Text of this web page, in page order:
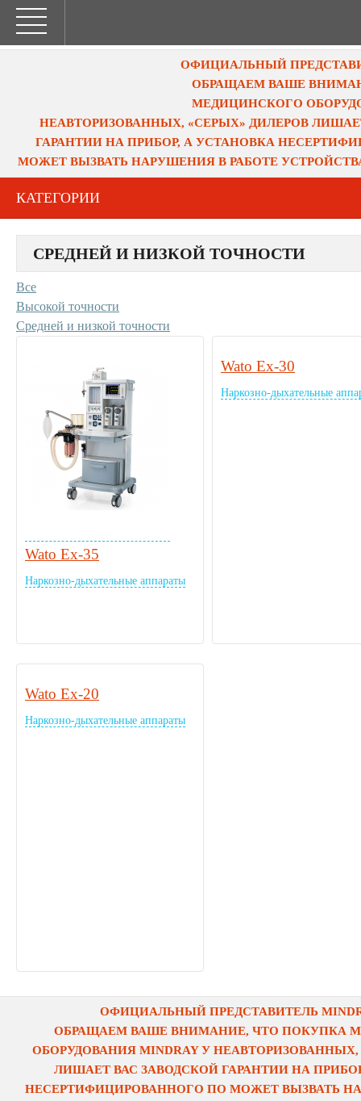
ОФИЦИАЛЬНЫЙ
ОБРАЩАЕМ ВАШЕ
МЕДИЦИНСКОГО
НЕАВТОРИЗОВАННЫХ, «СЕРЫХ» ДИЛЕРОВ
ГАРАНТИИ НА ПРИБОР, А УСТАНОВКА
МОЖЕТ ВЫЗВАТЬ НАРУШЕНИЯ В РАБОТЕ
КАТЕГОРИИ
СРЕДНЕЙ И НИЗКОЙ ТОЧНОСТИ
Все
Высокой точности
Средней и низкой точности
Wato Ex-35
Наркозно-дыхательные аппараты
Wato Ex-30
Наркозно-дыхательные
Wato Ex-20
Наркозно-дыхательные аппараты
ОФИЦИАЛЬНЫЙ ПРЕДСТАВИТЕЛЬ
ОБРАЩАЕМ ВАШЕ ВНИМАНИЕ, ЧТО ПОКУПКА
ОБОРУДОВАНИЯ MINDRAY У
ЛИШАЕТ ВАС ЗАВОДСКОЙ ГАРАНТИИ НА
НЕСЕРТИФИЦИРОВАННОГО ПО МОЖЕТ ВЫЗВАТЬ